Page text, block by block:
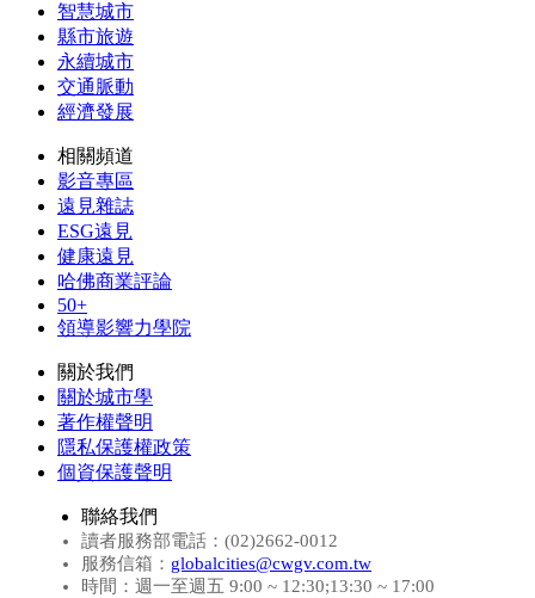
智慧城市
縣市旅遊
永續城市
交通脈動
經濟發展
相關頻道
影音專區
遠見雜誌
ESG遠見
健康遠見
哈佛商業評論
50+
領導影響力學院
關於我們
關於城市學
著作權聲明
隱私保護權政策
個資保護聲明
聯絡我們
讀者服務部電話：(02)2662-0012
服務信箱： globalcities@cwgv.com.tw
時間：週一至週五 9:00 ~ 12:30;13:30 ~ 17:00